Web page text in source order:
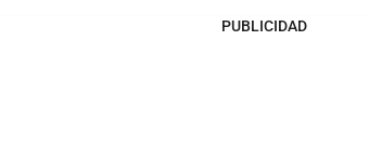
PUBLICIDAD